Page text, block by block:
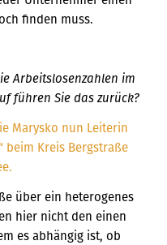
finden muss.
Arbeitslosenzahlen im
führen Sie das zurück?
über ein heterogenes
hier nicht den einen
es abhängig ist, ob